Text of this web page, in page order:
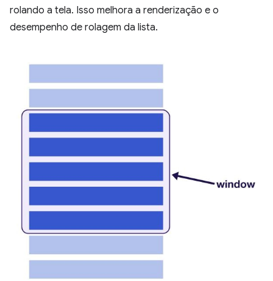
rolando a tela. Isso melhora a renderização e o
desempenho de rolagem da lista.